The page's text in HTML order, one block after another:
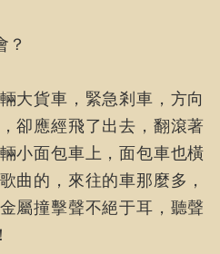
？
大貨車，緊急剎車，方向
卻應經飛了出去，翻滾著
小面包車上，面包車也橫
曲的，來往的車那麼多，
屬撞擊聲不絕于耳，聽聲